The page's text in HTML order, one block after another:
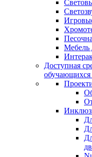
Мебель
Доступная